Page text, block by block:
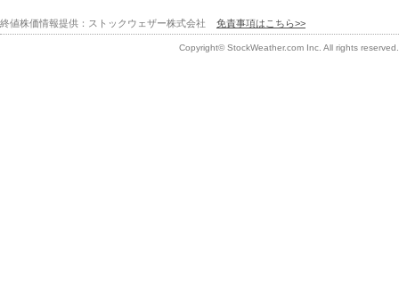
終値株価情報提供：ストックウェザー株式会社 免責事項はこちら>>
Copyright© StockWeather.com Inc. All rights reserved.